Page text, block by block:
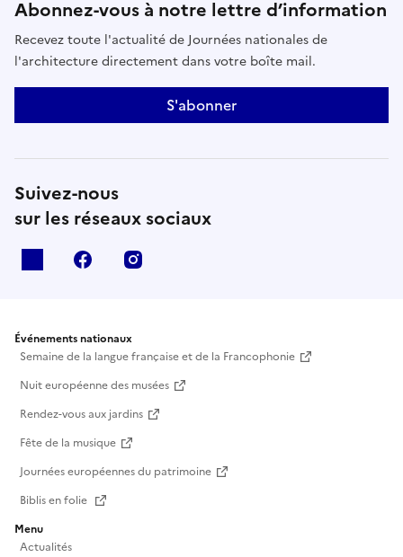
Abonnez-vous à notre lettre d’information
Recevez toute l'actualité de Journées nationales de
l'architecture directement dans votre boîte mail.
S'abonner
Suivez-nous
sur les réseaux sociaux
facebook
Événements nationaux
Semaine de la langue française et de la Francophonie
Nuit européenne des musées
Rendez-vous aux jardins
Fête de la musique
Journées européennes du patrimoine
Biblis en folie
Menu
Actualités